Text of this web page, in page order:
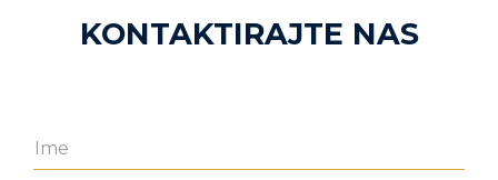
KONTAKTIRAJTE NAS